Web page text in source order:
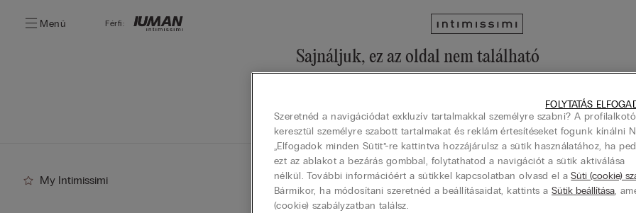
Menü Férfi:
Sajnáljuk, ez az oldal nem található
Vissza a főoldalra
My Intimissimi Ajándékkártya
Szeretnéd a navigációdat exkluzív tartalmakkal személyre szabni? A
keresztül személyre szabott tartalmakat és reklám értesítéseket fogunk kínálni
„Elfogadok minden Sütit”-re kattintva hozzájárulsz a sütik használatához, ha
ezt az ablakot a bezárás gombbal, folytathatod a navigációt a sütik aktiválása
nélkül. További információért a sütikkel kapcsolatban olvasd el aSüti (cookie)
Bármikor, ha módosítani szeretnéd a beállításaidat, kattints aSütik beállítása,
(cookie) szabályzatban találsz.
FOLYTATÁS